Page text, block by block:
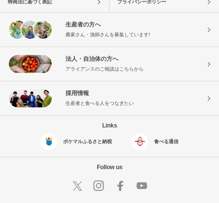
特商法に基づく表記 プライバシーポリシー
生産者の方へ
農家さん・漁師さんを募集しています!
法人・自治体の方へ
アライアンスのご相談はこちらから
採用情報
生産者と食べる人をつなぎたい
Links
ポケマルふるさと納税 食べる通信
Follow us